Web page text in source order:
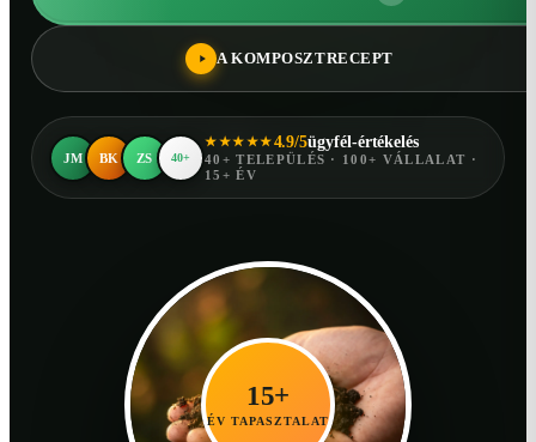
A KOMPOSZTRECEPT
JM BK ZS 40+
★★★★★4.9/5ügyfél-értékelés
40+ TELEPÜLÉS · 100+ VÁLLALAT ·
15+ ÉV
15+
ÉV TAPASZTALAT